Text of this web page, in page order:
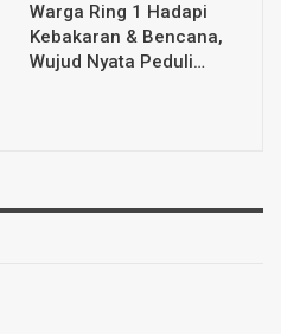
Warga Ring 1 Hadapi
Kebakaran & Bencana,
Wujud Nyata Peduli…